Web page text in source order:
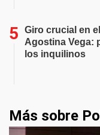
Giro crucial en
Agostina Vega:
los inquilinos
Más sobre